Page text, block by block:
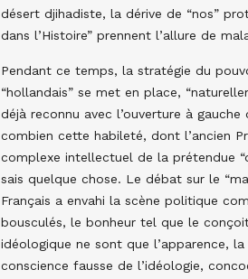
désert djihadiste, la dérive de “nos”
dans l’Histoire” prennent l’allure de
Pendant ce temps, la stratégie du
“hollandais” se met en place,
déjà reconnu avec l’ouverture à
combien cette habileté, dont l’ancien
complexe intellectuel de la prétendue
sais quelque chose. Le débat sur le
Français a envahi la scène politique
bousculés, le bonheur tel que le
idéologique ne sont que l’apparence,
conscience fausse de l’idéologie,